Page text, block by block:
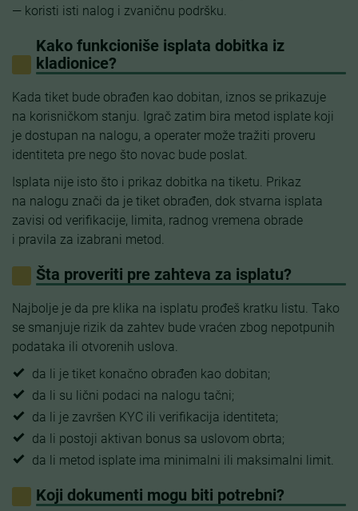
— koristi isti nalog i zvaničnu podršku.
Kako funkcioniše isplata dobitka iz
kladionice?
Kada tiket bude obrađen kao dobitan, iznos se prikazuje
na korisničkom stanju. Igrač zatim bira metod isplate koji
je dostupan na nalogu, a operater može tražiti proveru
identiteta pre nego što novac bude poslat.
Isplata nije isto što i prikaz dobitka na tiketu. Prikaz
na nalogu znači da je tiket obrađen, dok stvarna isplata
zavisi od verifikacije, limita, radnog vremena obrade
i pravila za izabrani metod.
Šta proveriti pre zahteva za isplatu?
Najbolje je da pre klika na isplatu prođeš kratku listu. Tako
se smanjuje rizik da zahtev bude vraćen zbog nepotpunih
podataka ili otvorenih uslova.
da li je tiket konačno obrađen kao dobitan;
da li su lični podaci na nalogu tačni;
da li je završen KYC ili verifikacija identiteta;
da li postoji aktivan bonus sa uslovom obrta;
da li metod isplate ima minimalni ili maksimalni limit.
Koji dokumenti mogu biti potrebni?